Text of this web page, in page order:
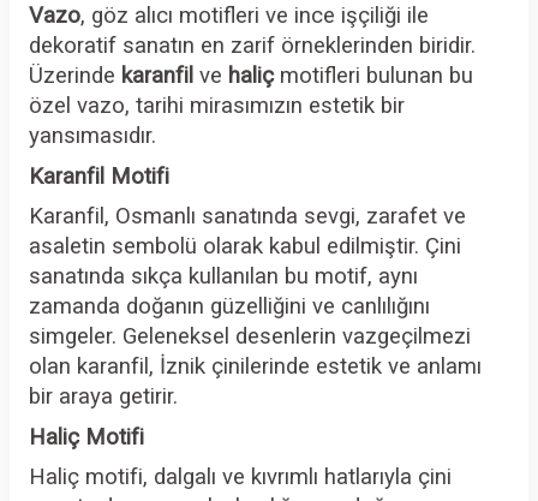
Vazo, göz alıcı motifleri ve ince işçiliği ile
dekoratif sanatın en zarif örneklerinden biridir.
Üzerinde karanfil ve haliçmotifleri bulunan bu
özel vazo, tarihi mirasımızın estetik bir
yansımasıdır.
Karanfil Motifi
Karanfil, Osmanlı sanatında sevgi, zarafet ve
asaletin sembolü olarak kabul edilmiştir. Çini
sanatında sıkça kullanılan bu motif, aynı
zamanda doğanın güzelliğini ve canlılığını
simgeler. Geleneksel desenlerin vazgeçilmezi
olan karanfil, İznik çinilerinde estetik ve anlamı
bir araya getirir.
Haliç Motifi
Haliç motifi, dalgalı ve kıvrımlı hatlarıyla çini